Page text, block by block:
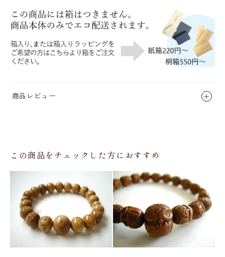
商品レビュー
この商品をチェックした方におすすめ